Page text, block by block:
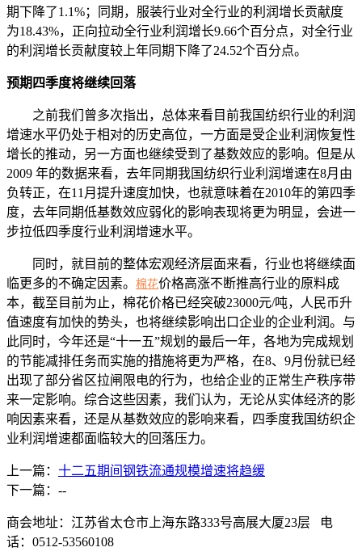
期下降了1.1%；同期，服装行业对全行业的利润增长贡献度
为18.43%，正向拉动全行业利润增长9.66个百分点，对全行业
的利润增长贡献度较上年同期下降了24.52个百分点。
预期四季度将继续回落
之前我们曾多次指出，总体来看目前我国纺织行业的利润
增速水平仍处于相对的历史高位，一方面是受企业利润恢复性
增长的推动，另一方面也继续受到了基数效应的影响。但是从
2009 年的数据来看，去年同期我国纺织行业利润增速在8月由
负转正，在11月提升速度加快，也就意味着在2010年的第四季
度，去年同期低基数效应弱化的影响表现将更为明显，会进一
步拉低四季度行业利润增速水平。
同时，就目前的整体宏观经济层面来看，行业也将继续面
临更多的不确定因素。 棉花价格高涨不断推高行业的原料成
本，截至目前为止，棉花价格已经突破23000元/吨，人民币升
值速度有加快的势头，也将继续影响出口企业的企业利润。与
此同时，今年还是“十一五”规划的最后一年，各地为完成规划
的节能减排任务而实施的措施将更为严格，在8、9月份就已经
出现了部分省区拉闸限电的行为，也给企业的正常生产秩序带
来一定影响。综合这些因素，我们认为，无论从实体经济的影
响因素来看，还是从基数效应的影响来看，四季度我国纺织企
业利润增速都面临较大的回落压力。
上一篇： 十二五期间钢铁流通规模增速将趋缓
下一篇：--
商会地址：江苏省太仓市上海东路333号高展大厦23层 电
话：0512-53560108